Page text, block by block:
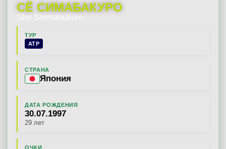
СЁ СИМАБАКУРО
Sho Shimabukuro
ТУР
ATP
СТРАНА
Япония
ДАТА РОЖДЕНИЯ
30.07.1997
29 лет
ОЧКИ